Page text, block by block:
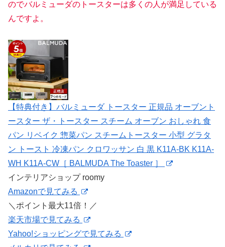
のでバルミューダのトースターは多くの人が満足している
んですよ。
【特典付き】バルミューダ トースター 正規品 オーブント
ースター ザ・トースター スチーム オーブン おしゃれ 食
パン リベイク 惣菜パン スチームトースター 小型 グラタ
ン トースト 冷凍パン クロワッサン 白 黒 K11A-BK K11A-
WH K11A-CW［ BALMUDA The Toaster ］
インテリアショップ roomy
Amazonで見てみる
＼ポイント最大11倍！／
楽天市場で見てみる
Yahoo!ショッピングで見てみる